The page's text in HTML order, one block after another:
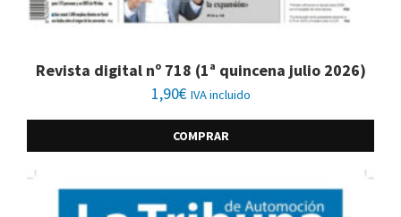
Revista digital nº 718 (1ª quincena julio 2026)
1,90€ IVA incluido
COMPRAR